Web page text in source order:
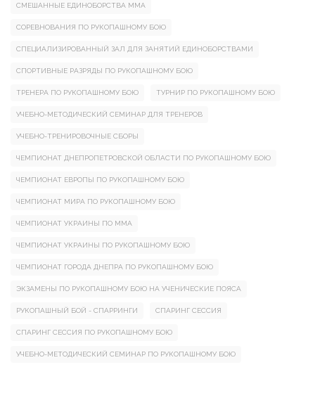
СМЕШАННЫЕ ЕДИНОБОРСТВА ММА
СОРЕВНОВАНИЯ ПО РУКОПАШНОМУ БОЮ
СПЕЦИАЛИЗИРОВАННЫЙ ЗАЛ ДЛЯ ЗАНЯТИЙ ЕДИНОБОРСТВАМИ
СПОРТИВНЫЕ РАЗРЯДЫ ПО РУКОПАШНОМУ БОЮ
ТРЕНЕРА ПО РУКОПАШНОМУ БОЮ ТУРНИР ПО РУКОПАШНОМУ БОЮ
УЧЕБНО-МЕТОДИЧЕСКИЙ СЕМИНАР ДЛЯ ТРЕНЕРОВ
УЧЕБНО-ТРЕНИРОВОЧНЫЕ СБОРЫ
ЧЕМПИОНАТ ДНЕПРОПЕТРОВСКОЙ ОБЛАСТИ ПО РУКОПАШНОМУ БОЮ
ЧЕМПИОНАТ ЕВРОПЫ ПО РУКОПАШНОМУ БОЮ
ЧЕМПИОНАТ МИРА ПО РУКОПАШНОМУ БОЮ
ЧЕМПИОНАТ УКРАИНЫ ПО ММА
ЧЕМПИОНАТ УКРАИНЫ ПО РУКОПАШНОМУ БОЮ
ЧЕМПИОНАТ ГОРОДА ДНЕПРА ПО РУКОПАШНОМУ БОЮ
ЭКЗАМЕНЫ ПО РУКОПАШНОМУ БОЮ НА УЧЕНИЧЕСКИЕ ПОЯСА
РУКОПАШНЫЙ БОЙ - СПАРРИНГИ СПАРИНГ СЕССИЯ
СПАРИНГ СЕССИЯ ПО РУКОПАШНОМУ БОЮ
УЧЕБНО-МЕТОДИЧЕСКИЙ СЕМИНАР ПО РУКОПАШНОМУ БОЮ